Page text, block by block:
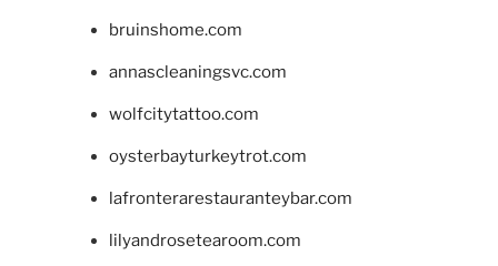
bruinshome.com
annascleaningsvc.com
wolfcitytattoo.com
oysterbayturkeytrot.com
lafronterarestauranteybar.com
lilyandrosetearoom.com